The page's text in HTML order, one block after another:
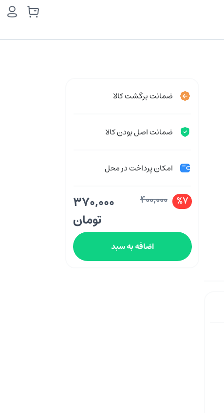
ضمانت برگشت کالا
ضمانت اصل بودن کالا
امکان پرداخت در محل
%7
400,000
370,000
تومان
اضافه به سبد